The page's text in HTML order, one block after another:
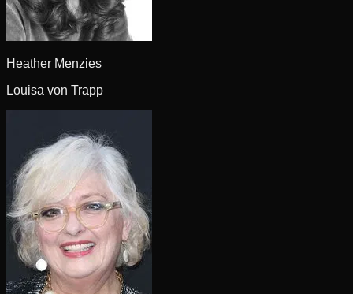
Heather Menzies
Louisa von Trapp